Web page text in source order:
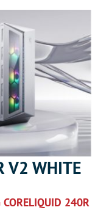
V2 WHITE
CORELIQUID 240R